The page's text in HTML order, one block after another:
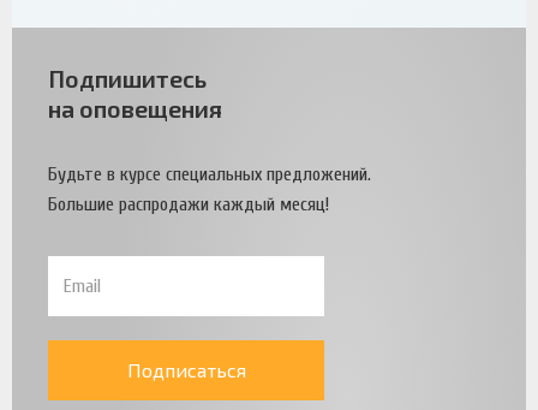
Подпишитесь
на оповещения
Будьте в курсе специальных предложений.
Большие распродажи каждый месяц!
Подписаться